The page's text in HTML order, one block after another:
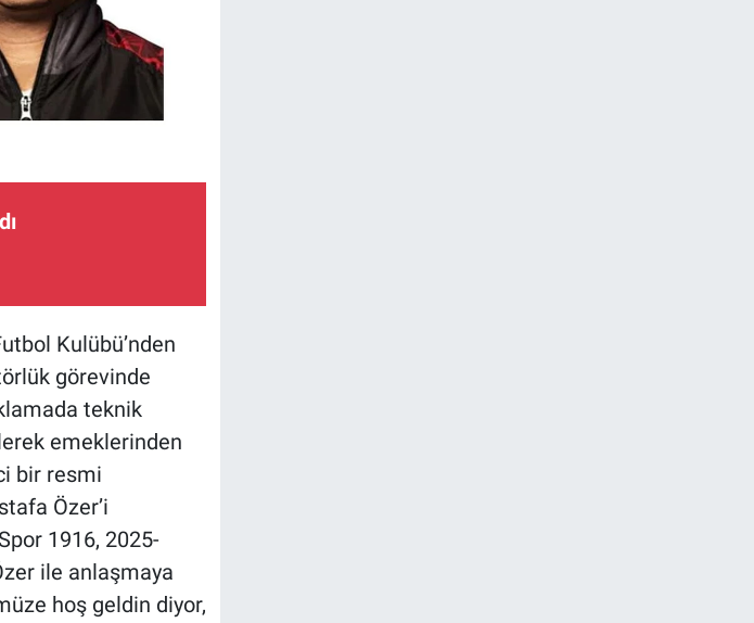
Kulübü’nden
görevinde
teknik
emeklerinden
bir resmi
Özer’i
1916, 2025-
ile anlaşmaya
hoş geldin diyor,